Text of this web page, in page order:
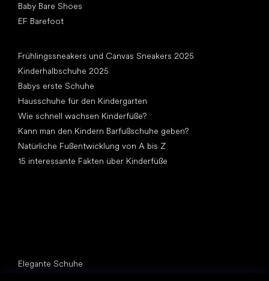
Baby Bare Shoes
EF Barefoot
Frühlingssneakers und Canvas Sneakers 2025
Kinderhalbschuhe 2025
Babys erste Schuhe
Hausschuhe für den Kindergarten
Wie schnell wachsen Kinderfüße?
Kann man den Kindern Barfußschuhe geben?
Natürliche Fußentwicklung von A bis Z
15 interessante Fakten über Kinderfüße
Elegante Schuhe